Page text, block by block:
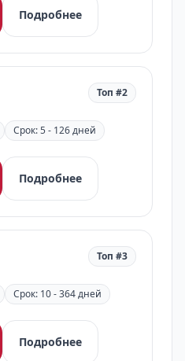
Подробнее
Топ #2
Срок: 5 - 126 дней
Подробнее
Топ #3
Срок: 10 - 364 дней
Подробнее